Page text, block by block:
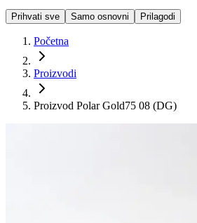
Prihvati sve Samo osnovni Prilagodi
Početna
Proizvodi
Proizvod Polar Gold75 08 (DG)